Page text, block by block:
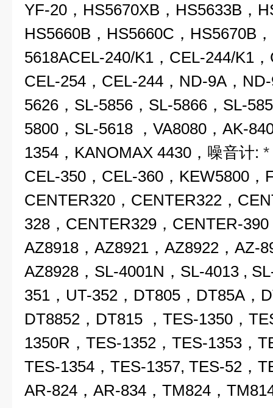
YF-20，HS5670XB，HS5633B，
HS5660B，HS5660C，HS5670B
5618ACEL-240/K1，CEL-244/K1
CEL-254，CEL-244，ND-9A，
5626，SL-5856，SL-5866，SL-
5800，SL-5618 ，VA8080，AK-
1354，KANOMAX 4430，噪音计: *
CEL-350，CEL-360，KEW5800，
CENTER320，CENTER322，
328，CENTER329，CENTER-
AZ8918，AZ8921，AZ8922，AZ-
AZ8928，SL-4001N，SL-4013 ,
351，UT-352，DT805，DT85A，
DT8852，DT815 ，TES-1350，
1350R，TES-1352，TES-1353，
TES-1354，TES-1357, TES-52，
AR-824，AR-834，TM824，